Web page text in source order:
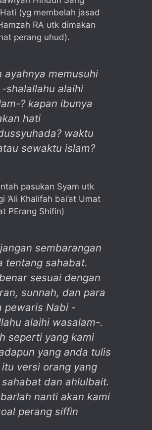
(yg membelah jasad
RA utk dimakan
perang uhud).
ayahnya memusuhi
-shalallahu alaihi
? kapan ibunya
hati
waktu
sewaktu islam?
pasukan Syam utk
‘Ali Khalifah bai’at Umat
PErang Shifin)
sembarangan
tentang sahabat.
sesuai dengan
sunnah, dan para
pewaris Nabi -
alaihi wasalam-.
seperti yang kami
yang anda tulis
versi orang yang
dan ahlulbait.
nanti akan kami
perang siffin